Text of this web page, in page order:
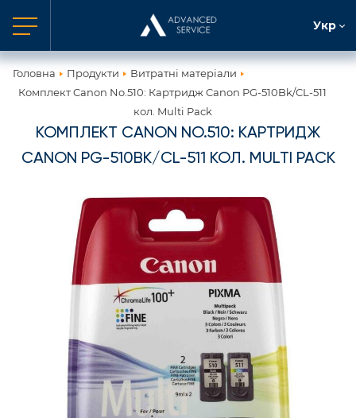
Укр
Головна Продукти
Витратні матеріали
Комплект Canon No.510: Картридж Canon PG-510Bk/CL-511
кол. Multi Pack
КОМПЛЕКТ CANON NO.510: КАРТРИДЖ
CANON PG-510BK/CL-511 КОЛ. MULTI PACK